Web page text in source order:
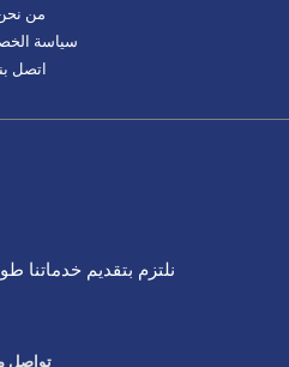
من
سياسة
اتصل
تواصل